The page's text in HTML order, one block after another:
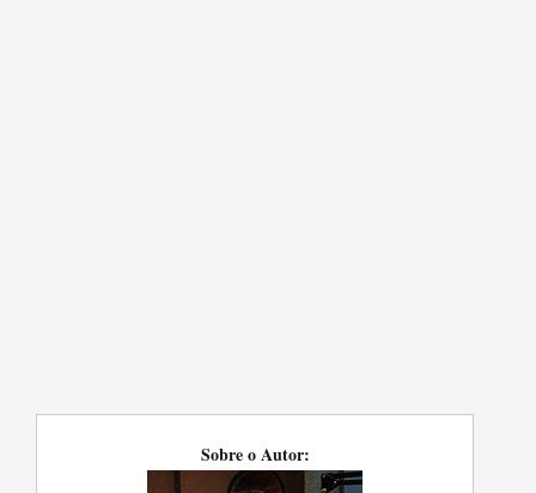
Sobre o Autor: